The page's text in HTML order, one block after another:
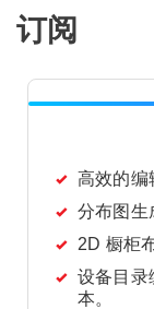
订阅
高效的编
分布图生
2D 橱柜
设备目录
本。